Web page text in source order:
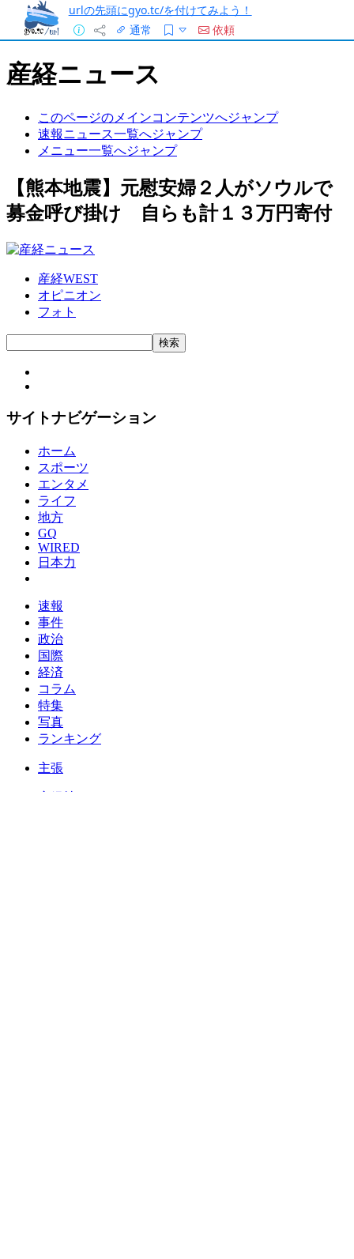
urlの先頭にgyo.tc/を付けてみよう！
通常
依頼